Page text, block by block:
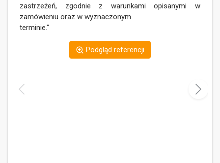
zastrzeżeń, zgodnie z warunkami opisanymi w
zamówieniu oraz w wyznaczonym
terminie."
Podgląd referencji